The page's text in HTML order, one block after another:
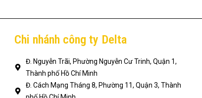
Chi nhánh công ty Delta
Đ. Nguyễn Trãi, Phường Nguyễn Cư Trinh, Quận 1,
Thành phố Hồ Chí Minh
Đ. Cách Mạng Tháng 8, Phường 11, Quận 3, Thành